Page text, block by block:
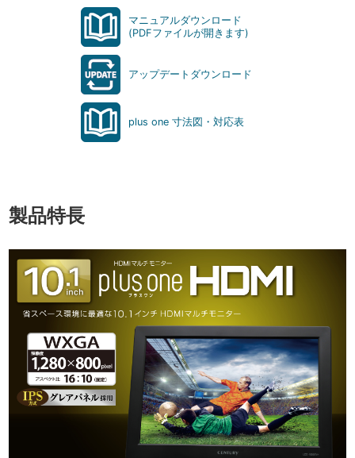
マニュアルダウンロード
(PDFファイルが開きます)
アップデートダウンロード
plus one 寸法図・対応表
製品特長